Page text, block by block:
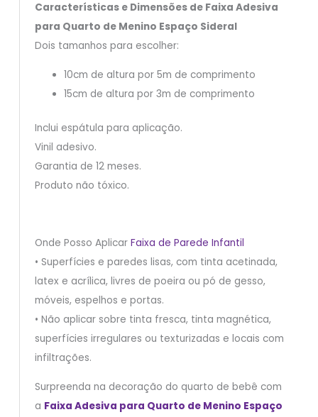
Características e Dimensões de Faixa Adesiva
para Quarto de Menino Espaço Sideral
Dois tamanhos para escolher:
10cm de altura por 5m de comprimento
15cm de altura por 3m de comprimento
Inclui espátula para aplicação.
Vinil adesivo.
Garantia de 12 meses.
Produto não tóxico.
Onde Posso Aplicar Faixa de Parede Infantil
• Superfícies e paredes lisas, com tinta acetinada,
latex e acrílica, livres de poeira ou pó de gesso,
móveis, espelhos e portas.
• Não aplicar sobre tinta fresca, tinta magnética,
superfícies irregulares ou texturizadas e locais com
infiltrações.
Surpreenda na decoração do quarto de bebê com
a Faixa Adesiva para Quarto de Menino Espaço